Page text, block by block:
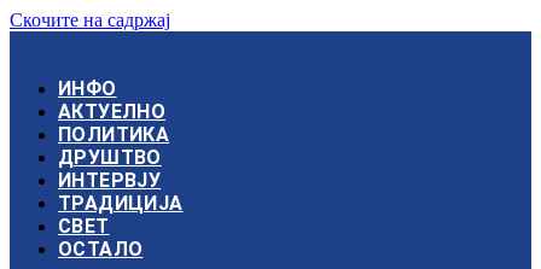
Скочите на садржај
ИНФО
АКТУЕЛНО
ПОЛИТИКА
ДРУШТВО
ИНТЕРВЈУ
ТРАДИЦИЈА
СВЕТ
ОСТАЛО